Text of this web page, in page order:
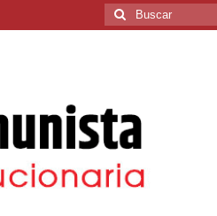
Buscar
por: